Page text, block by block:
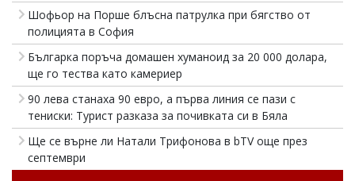
Шофьор на Порше блъсна патрулка при бягство от
полицията в София
Българка поръча домашен хуманоид за 20 000 долара,
ще го тества като камериер
90 лева станаха 90 евро, а първа линия се пази с
тениски: Турист разказа за почивката си в Бяла
Ще се върне ли Натали Трифонова в bTV още през
септември